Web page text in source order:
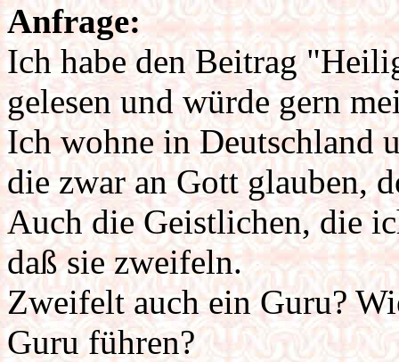
Anfrage:
Ich habe den Beitrag
gelesen und würde gern
Ich wohne in Deutschland
die zwar an Gott glauben,
Auch die Geistlichen, die
daß sie zweifeln.
Zweifelt auch ein Guru?
Guru führen?